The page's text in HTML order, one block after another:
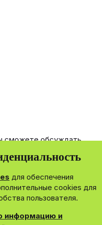
сможете обсуждать,
для обеспечения
cookies для
пользователя.
информацию и